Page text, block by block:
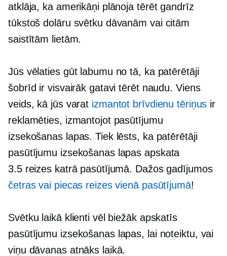
atklāja, ka amerikāņi plānoja tērēt gandrīz
tūkstoš dolāru svētku dāvanām vai citām
saistītām lietām.
Jūs vēlaties gūt labumu no tā, ka patērētāji
šobrīd ir visvairāk gatavi tērēt naudu. Viens
veids, kā jūs varat izmantot brīvdienu tēriņus ir
reklamēties, izmantojot pasūtījumu
izsekošanas lapas. Tiek lēsts, ka patērētāji
pasūtījumu izsekošanas lapas apskata
3.5 reizes katrā pasūtījumā. Dažos gadījumos
četras vai piecas reizes vienā pasūtījumā!
Svētku laikā klienti vēl biežāk apskatīs
pasūtījumu izsekošanas lapas, lai noteiktu, vai
viņu dāvanas atnāks laikā.